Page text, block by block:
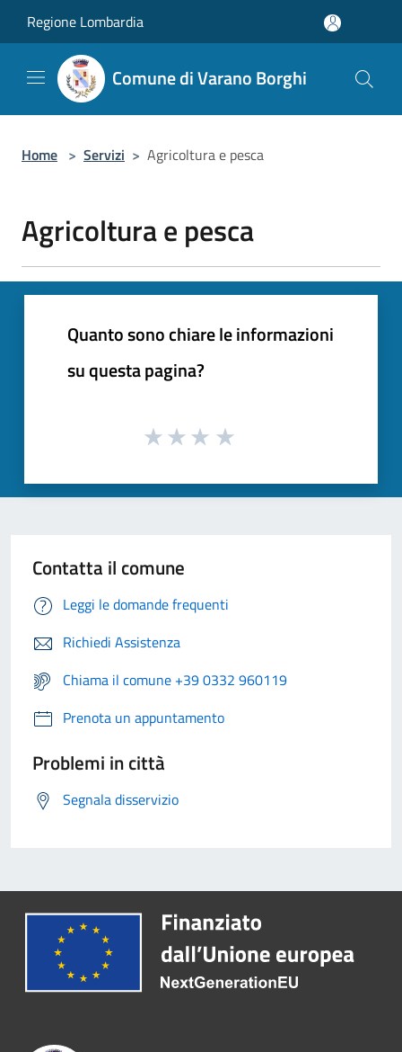
Regione Lombardia
Comune di Varano Borghi
Home > Servizi > Agricoltura e pesca
Agricoltura e pesca
Quanto sono chiare le informazioni
su questa pagina?
Contatta il comune
Leggi le domande frequenti
Richiedi Assistenza
Chiama il comune +39 0332 960119
Prenota un appuntamento
Problemi in città
Segnala disservizio